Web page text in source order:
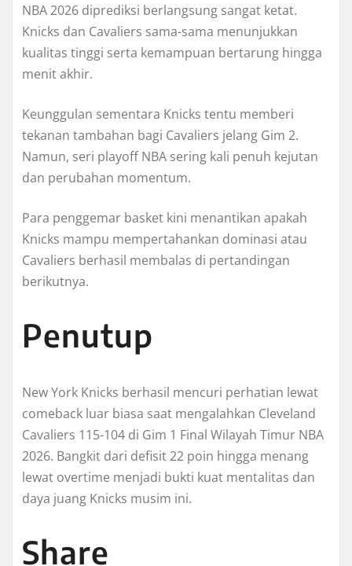
NBA 2026 diprediksi berlangsung sangat ketat.
Knicks dan Cavaliers sama-sama menunjukkan
kualitas tinggi serta kemampuan bertarung hingga
menit akhir.
Keunggulan sementara Knicks tentu memberi
tekanan tambahan bagi Cavaliers jelang Gim 2.
Namun, seri playoff NBA sering kali penuh kejutan
dan perubahan momentum.
Para penggemar basket kini menantikan apakah
Knicks mampu mempertahankan dominasi atau
Cavaliers berhasil membalas di pertandingan
berikutnya.
Penutup
New York Knicks berhasil mencuri perhatian lewat
comeback luar biasa saat mengalahkan Cleveland
Cavaliers 115-104 di Gim 1 Final Wilayah Timur NBA
2026. Bangkit dari defisit 22 poin hingga menang
lewat overtime menjadi bukti kuat mentalitas dan
daya juang Knicks musim ini.
Share